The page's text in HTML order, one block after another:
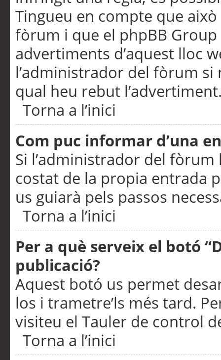
Tingueu en compte que
fòrum i que el phpBB
advertiments d’aquest lloc
l’administrador del fòrum
qual heu rebut
Torna a l’inici
Com puc informar d’una
Si l’administrador del
costat de la propia entrada
us guiarà pels passos
Torna a l’inici
Per a què serveix el botó
publicació?
Aquest botó us permet
los i trametre’ls més tard.
visiteu el Tauler de control
Torna a l’inici